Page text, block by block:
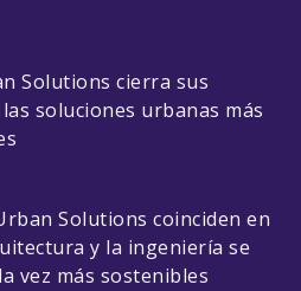
Solutions cierra sus
soluciones urbanas más
Solutions coinciden en
y la ingeniería se
vez más sostenibles